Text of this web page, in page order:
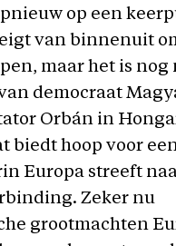
op een
van binnenuit
maar het is nog
democraat
Orbán in
biedt hoop voor
Europa streeft
Zeker nu
grootmachten